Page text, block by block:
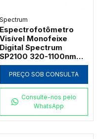
Spectrum
Espectrofotômetro
Visível Monofeixe
Digital Spectrum
SP2100 320-1100nm
com Suporte 4
Cubetas de 50mm e
Software PC
PREÇO SOB CONSULTA
Consulte-nos pelo
WhatsApp